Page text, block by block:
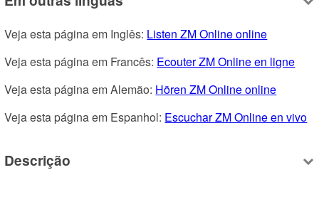
Veja esta página em Inglês: Listen ZM Online online
Veja esta página em Francês: Ecouter ZM Online en ligne
Veja esta página em Alemão: Hören ZM Online online
Veja esta página em Espanhol: Escuchar ZM Online en vivo
Descrição